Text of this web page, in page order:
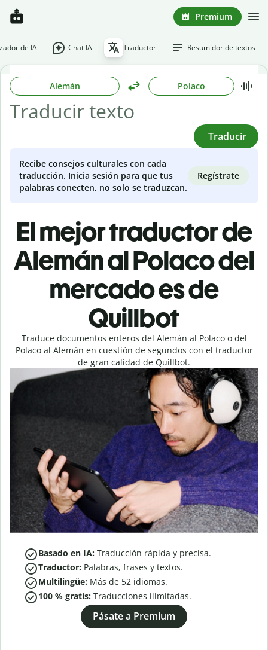
Premium
de IA Chat IA Traductor Resumidor de textos
Alemán Polaco
Traducir
Recibe consejos culturales con cada
traducción. Inicia sesión para que tus
palabras conecten, no solo se traduzcan.
Regístrate
El mejor traductor de
Alemán al Polaco del
mercado es de
Quillbot
Traduce documentos enteros del Alemán al Polaco o del
Polaco al Alemán en cuestión de segundos con el traductor
de gran calidad de Quillbot.
Basado en IA: Traducción rápida y precisa.
Traductor: Palabras, frases y textos.
Multilingüe: Más de 52 idiomas.
100 % gratis: Traducciones ilimitadas.
Pásate a Premium